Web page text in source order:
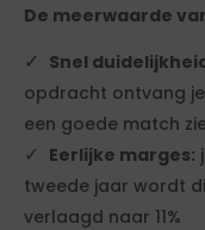
De meerwaarde
Snel
opdracht ontvang
een goede match
Eerlijke marges:
tweede jaar wordt
verlaagd naar 11%